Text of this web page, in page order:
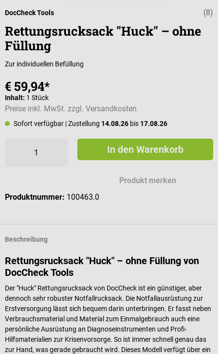
(8)
DocCheck Tools
Rettungsrucksack "Huck" – ohne
Füllung
Zur individuellen Befüllung
€ 59,94*
Inhalt: 1 Stück
Preise inkl. MwSt. zzgl. Versandkosten
Sofort verfügbar | Zustellung 14.08.26 bis 17.08.26
In den Warenkorb
Produkt merken
Produktnummer: 100463.0
Beschreibung
Rettungsrucksack "Huck" – ohne Füllung von
DocCheck Tools
Der "Huck" Rettungsrucksack von DocCheck ist ein günstiger, aber
dennoch sehr robuster Notfallrucksack. Die Notfallausrüstung zur
Erstversorgung lässt sich bequem darin unterbringen. Er fasst neben
Verbrauchsmaterial und Material zum Einmalgebrauch auch eine
persönliche Ausrüstung an Diagnoseinstrumenten und Profi-
Hilfsmaterialien zur Krisenvorsorge. So ist immer schnell genau das
zur Hand, was gerade gebraucht wird. Dieses Modell verfügt über ein